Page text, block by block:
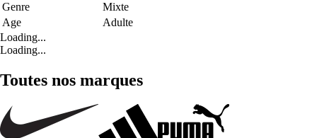
Genre
Mixte
Age
Adulte
Loading...
Loading...
Toutes nos marques